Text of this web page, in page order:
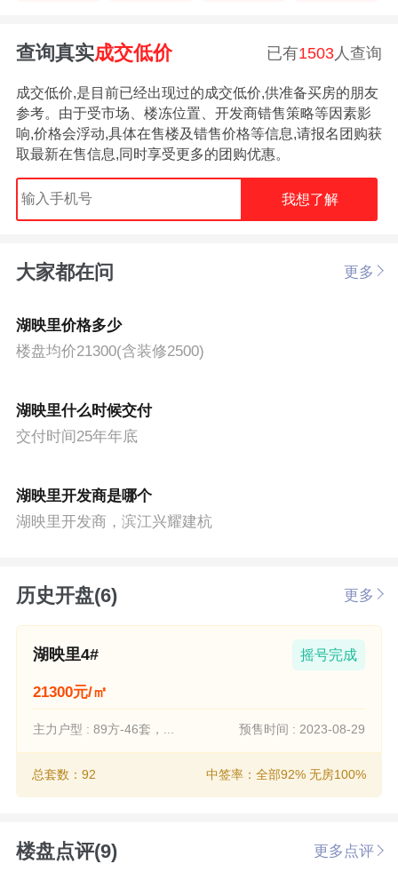
查询真实成交低价 已有1503人查询
成交低价,是目前已经出现过的成交低价,供准备买房的朋友
参考。由于受市场、楼冻位置、开发商错售策略等因素影
响,价格会浮动,具体在售楼及错售价格等信息,请报名团购获
取最新在售信息,同时享受更多的团购优惠。
我想了解
大家都在问 更多
湖映里价格多少
楼盘均价21300(含装修2500)
湖映里什么时候交付
交付时间25年年底
湖映里开发商是哪个
湖映里开发商，滨江兴耀建杭
历史开盘(6) 更多
湖映里4# 摇号完成
21300元/㎡
主力户型 : 89方-46套，... 预售时间 : 2023-08-29
总套数：92 中签率：全部92% 无房100%
楼盘点评(9) 更多点评